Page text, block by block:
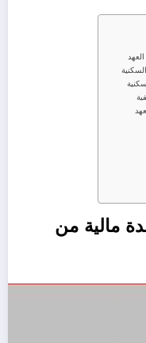
مالية من